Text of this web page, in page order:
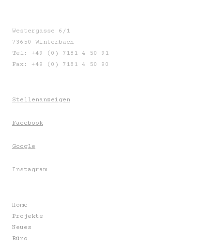
Westergasse 6/1
73650 Winterbach
Tel: +49 (0) 7181 4 50 91
Fax: +49 (0) 7181 4 50 90
Stellenanzeigen
Facebook
Google
Instagram
Home
Projekte
Neues
Büro